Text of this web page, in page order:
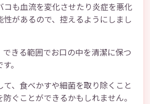
コも血流を変化させたり炎症を悪化
性があるので、控えるようにしまし
できる範囲でお口の中を清潔に保つ
。
、食べかすや細菌を取り除くこと
ぐことができるかもしれません。